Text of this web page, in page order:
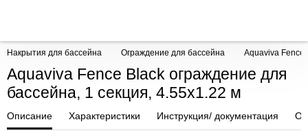
Накрытия для бассейна Ограждение для бассейна Aquaviva Fence
Aquaviva Fence Black ограждение для
бассейна, 1 секция, 4.55x1.22 м
Описание Характеристики Инструкция/ документация